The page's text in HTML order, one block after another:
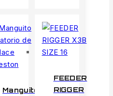
Manguito
FEEDER
RIGGER